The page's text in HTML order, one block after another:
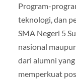
Program-
teknologi, dan
SMA Negeri 5
nasional
dari alumni
memperkuat